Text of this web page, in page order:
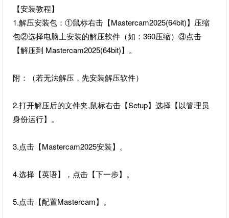
【安装教程】
1.解压安装包：①鼠标右击【Mastercam2025(64bit)】压缩
包②选择电脑上安装的解压软件（如：360压缩）③点击
【解压到 Mastercam2025(64bit)】。
附：（若无法解压，先安装解压软件）
2.打开解压后的文件夹,鼠标右击【Setup】选择【以管理员
身份运行】。
3.点击【Mastercam2025安装】。
4.选择【英语】，点击【下一步】。
5.点击【配置Mastercam】。